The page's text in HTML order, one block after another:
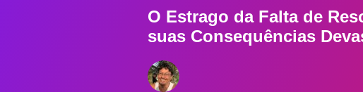
O Estrago da Falta de
suas Consequências